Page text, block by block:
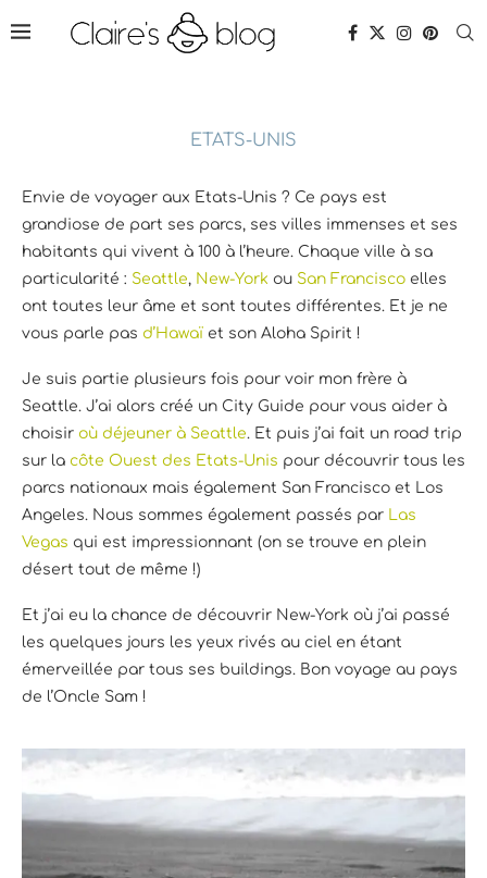
ETATS-UNIS
Envie de voyager aux Etats-Unis ? Ce pays est
grandiose de part ses parcs, ses villes immenses et ses
habitants qui vivent à 100 à l’heure. Chaque ville à sa
particularité : Seattle, New-York ou San Francisco elles
ont toutes leur âme et sont toutes différentes. Et je ne
vous parle pas d’Hawaï et son Aloha Spirit !
Je suis partie plusieurs fois pour voir mon frère à
Seattle. J’ai alors créé un City Guide pour vous aider à
choisir où déjeuner à Seattle. Et puis j’ai fait un road trip
sur la côte Ouest des Etats-Unis pour découvrir tous les
parcs nationaux mais également San Francisco et Los
Angeles. Nous sommes également passés par Las
Vegas qui est impressionnant (on se trouve en plein
désert tout de même !)
Et j’ai eu la chance de découvrir New-York où j’ai passé
les quelques jours les yeux rivés au ciel en étant
émerveillée par tous ses buildings. Bon voyage au pays
de l’Oncle Sam !